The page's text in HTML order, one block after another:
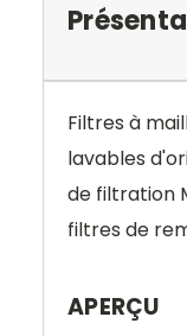
Filtres à
lavables
de filtration
filtres de
APERÇU